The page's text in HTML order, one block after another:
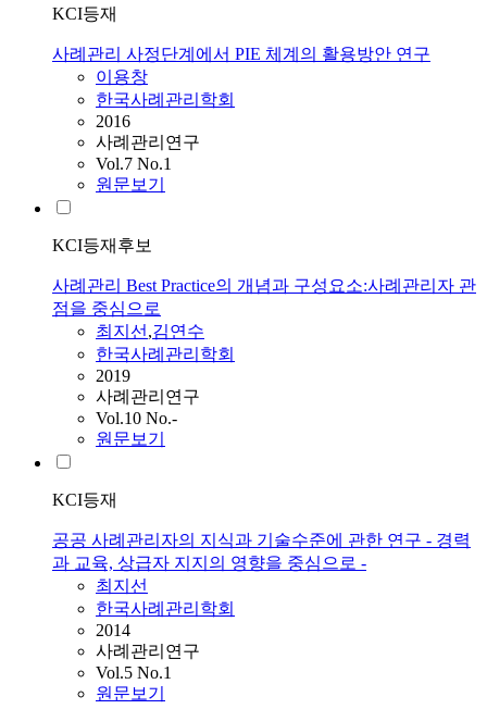
KCI등재
사례관리 사정단계에서 PIE 체계의 활용방안 연구
이용창
한국사례관리학회
2016
사례관리연구
Vol.7 No.1
원문보기
KCI등재후보
사례관리 Best Practice의 개념과 구성요소:사례관리자 관
점을 중심으로
최지선,김연수
한국사례관리학회
2019
사례관리연구
Vol.10 No.-
원문보기
KCI등재
공공 사례관리자의 지식과 기술수준에 관한 연구 - 경력
과 교육, 상급자 지지의 영향을 중심으로 -
최지선
한국사례관리학회
2014
사례관리연구
Vol.5 No.1
원문보기